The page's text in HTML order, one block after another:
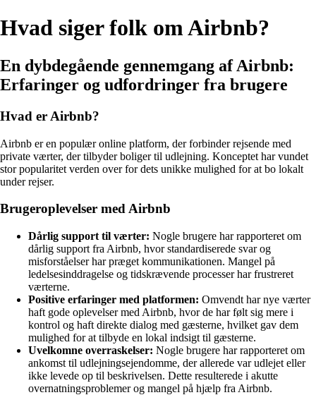
Hvad siger folk om Airbnb?
En dybdegående gennemgang af Airbnb:
Erfaringer og udfordringer fra brugere
Hvad er Airbnb?
Airbnb er en populær online platform, der forbinder rejsende med
private værter, der tilbyder boliger til udlejning. Konceptet har vundet
stor popularitet verden over for dets unikke mulighed for at bo lokalt
under rejser.
Brugeroplevelser med Airbnb
Dårlig support til værter: Nogle brugere har rapporteret om
dårlig support fra Airbnb, hvor standardiserede svar og
misforståelser har præget kommunikationen. Mangel på
ledelsesinddragelse og tidskrævende processer har frustreret
værterne.
Positive erfaringer med platformen: Omvendt har nye værter
haft gode oplevelser med Airbnb, hvor de har følt sig mere i
kontrol og haft direkte dialog med gæsterne, hvilket gav dem
mulighed for at tilbyde en lokal indsigt til gæsterne.
Uvelkomne overraskelser: Nogle brugere har rapporteret om
ankomst til udlejningsejendomme, der allerede var udlejet eller
ikke levede op til beskrivelsen. Dette resulterede i akutte
overnatningsproblemer og mangel på hjælp fra Airbnb.